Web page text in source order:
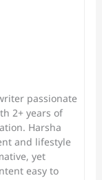
passionate
2+ years of
Harsha
and lifestyle
yet
easy to